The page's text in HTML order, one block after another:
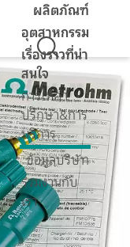
ผลิตภัณฑ์
อุตสาหกรรม
เรื่องราวที่น่า
สนใจ
การให้คำ
ปรึกษา&การ
บริการ
ข้อมูลบริษัท
ร่วมงานกับ
เรา